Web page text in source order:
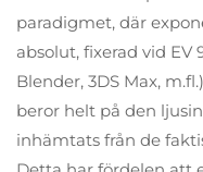
paradigmet, där
absolut, fixerad vid EV
Blender, 3DS Max,
beror helt på den
inhämtats från de